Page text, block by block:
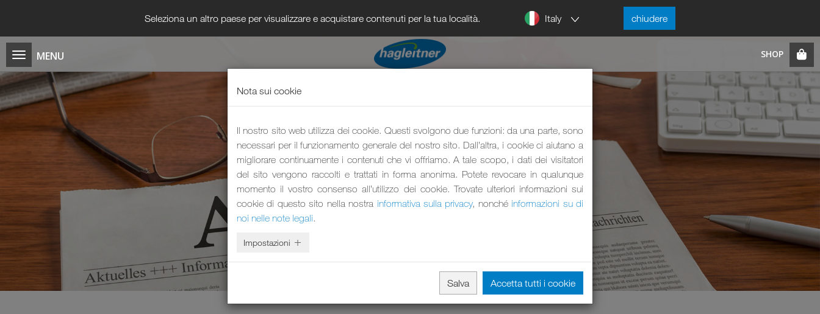
Seleziona un altro paese per visualizzare e acquistare contenuti per la tua località. Italy chiudere
Nota sui cookie
Il nostro sito web utilizza dei cookie. Questi svolgono due funzioni: da una parte, sono
necessari per il funzionamento generale del nostro sito. Dall’altra, i cookie ci aiutano a
migliorare continuamente i contenuti che vi offriamo. A tale scopo, i dati dei visitatori
del sito vengono raccolti e trattati in forma anonima. Potete revocare in qualunque
momento il vostro consenso all’utilizzo dei cookie. Trovate ulteriori informazioni sui
cookie di questo sito nella nostra informativa sulla privacy, nonché informazioni su di
noi nelle note legali.
Impostazioni
Salva Accetta tutti i cookie